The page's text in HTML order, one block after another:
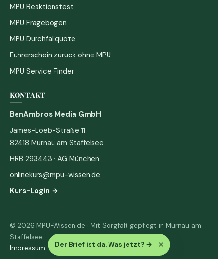
Der Brief ist da. Was jetzt? → ×
MPU Reaktionstest
MPU Fragebogen
MPU Durchfallquote
Führerschein zurück ohne MPU
MPU Service Finder
KONTAKT
BenAmbros Media GmbH
James-Loeb-Straße 11
82418 Murnau am Staffelsee
HRB 293443 · AG München
onlinekurs@mpu-wissen.de
Kurs-Login →
© 2026 MPU-Wissen.de · Mit Sorgfalt gepflegt in Murnau am
Staffelsee
Impressum · Datenschutz & AGB